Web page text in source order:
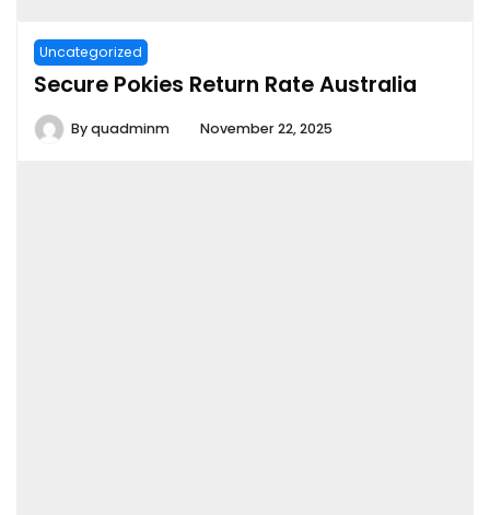
Uncategorized
Secure Pokies Return Rate Australia
Byquadminm November 22, 2025